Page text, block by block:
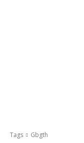
Tags Gbgth